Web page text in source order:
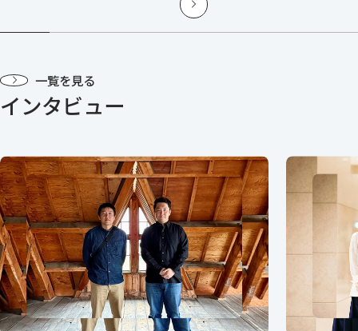
一覧を見る
インタビュー